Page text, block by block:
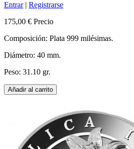
Entrar| Registrarse
175,00 € Precio
Composición: Plata 999 milésimas.
Diámetro: 40 mm.
Peso: 31.10 gr.
Añadir al carrito